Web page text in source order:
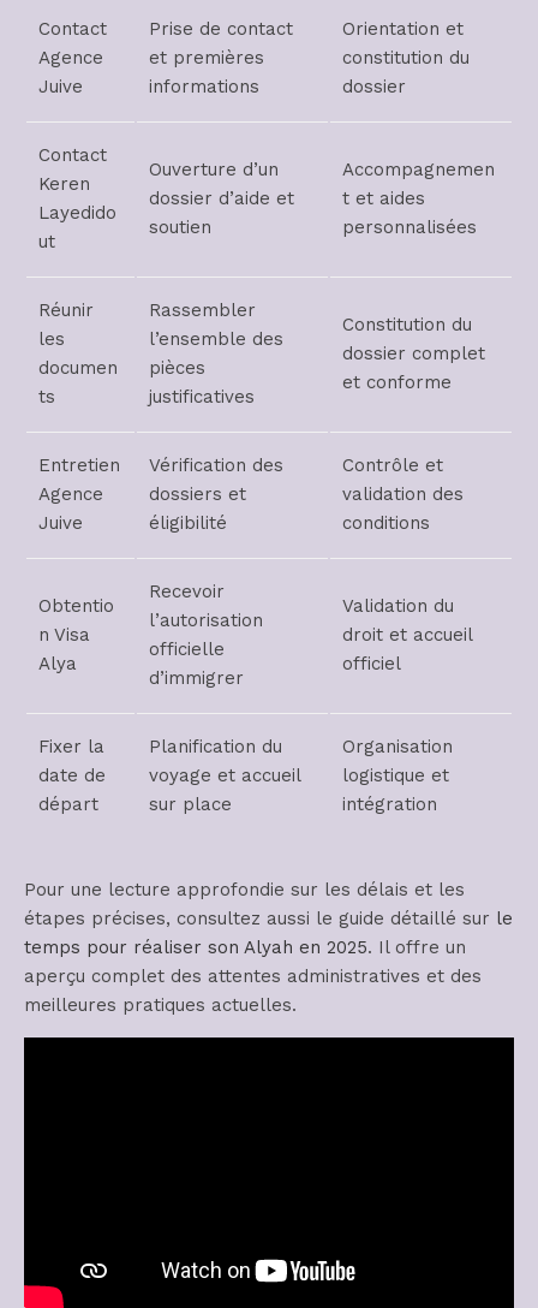
Contact
Agence
Juive
Prise de contact
et premières
informations
Orientation et
constitution du
dossier
Contact
Keren
Layedido
ut
Ouverture d’un
dossier d’aide et
soutien
Accompagnemen
t et aides
personnalisées
Réunir
les
documen
ts
Rassembler
l’ensemble des
pièces
justificatives
Constitution du
dossier complet
et conforme
Entretien
Agence
Juive
Vérification des
dossiers et
éligibilité
Contrôle et
validation des
conditions
Obtentio
n Visa
Alya
Recevoir
l’autorisation
officielle
d’immigrer
Validation du
droit et accueil
officiel
Fixer la
date de
départ
Planification du
voyage et accueil
sur place
Organisation
logistique et
intégration
Pour une lecture approfondie sur les délais et les
étapes précises, consultez aussi le guide détaillé sur le
temps pour réaliser son Alyah en 2025. Il offre un
aperçu complet des attentes administratives et des
meilleures pratiques actuelles.